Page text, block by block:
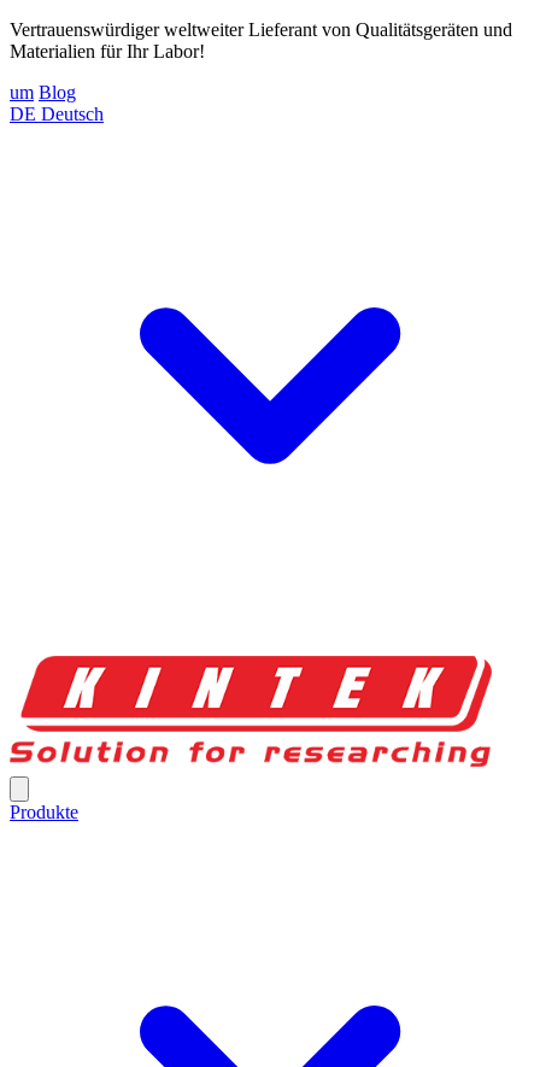
Vertrauenswürdiger weltweiter Lieferant von Qualitätsgeräten und
Materialien für Ihr Labor!
um Blog
DE Deutsch
Produkte